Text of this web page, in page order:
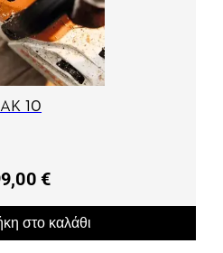
AK 10
€
στο καλάθι